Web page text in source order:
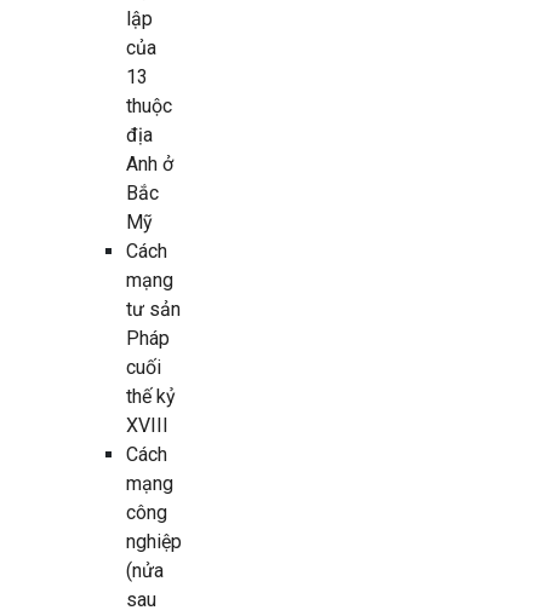
lập
của
13
thuộc
địa
Anh ở
Bắc
Mỹ
Cách
mạng
tư sản
Pháp
cuối
thế kỷ
XVIII
Cách
mạng
công
nghiệp
(nửa
sau